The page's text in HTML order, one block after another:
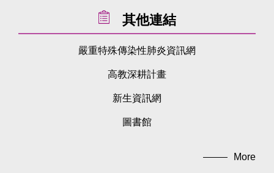
其他連結
嚴重特殊傳染性肺炎資訊網
高教深耕計畫
新生資訊網
圖書館
More